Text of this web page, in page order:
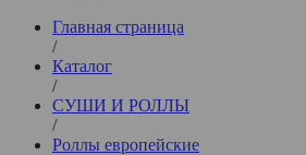
Главная страница
/
Каталог
/
СУШИ И РОЛЛЫ
/
Роллы европейские